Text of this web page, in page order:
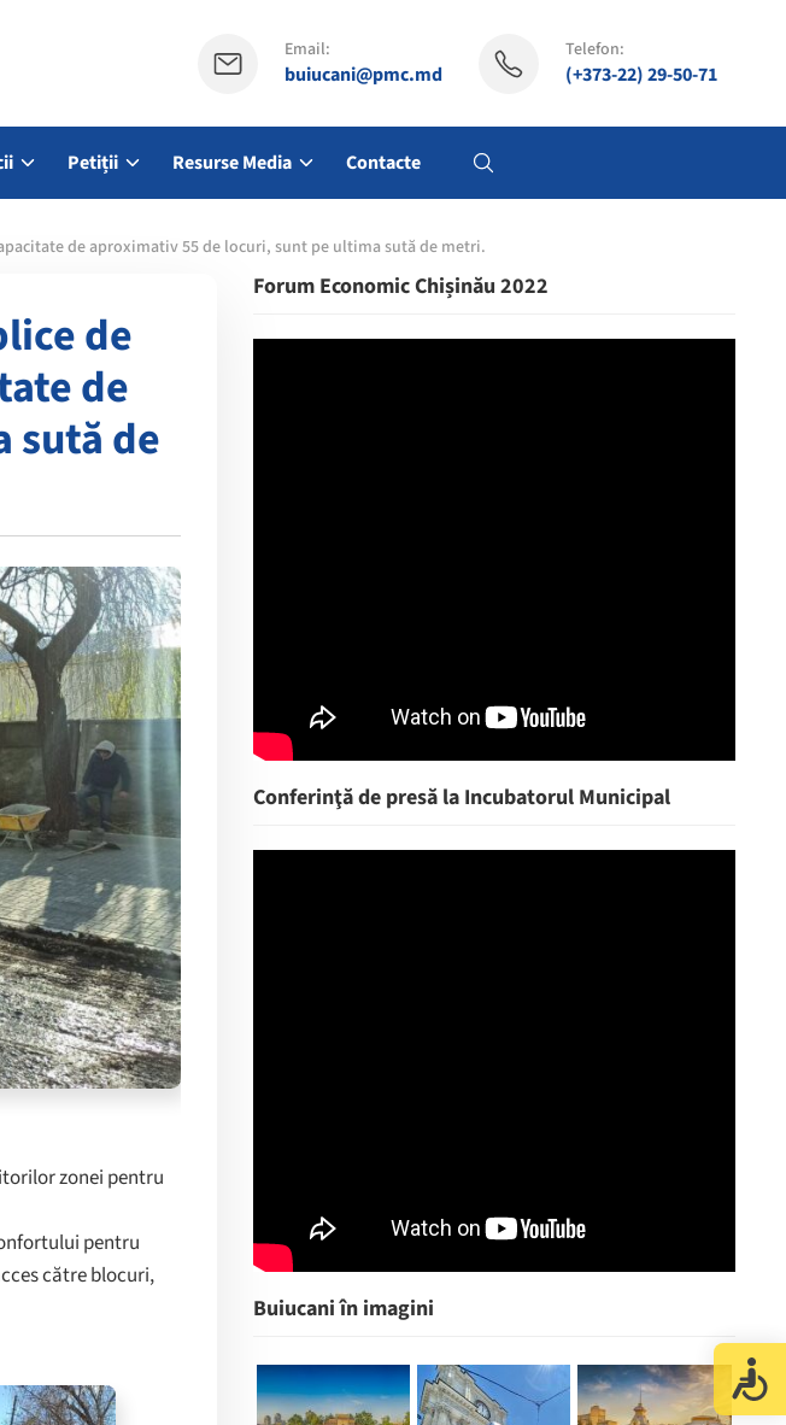
Email:
buiucani@pmc.md
Telefon:
(+373-22) 29-50-71
Petiții Resurse Media Contacte
de aproximativ 55 de locuri, sunt pe ultima sută de metri.
de
de
sută de
zonei pentru
pentru
către blocuri,
Forum Economic Chișinău 2022
Conferinţă de presă la Incubatorul Municipal
Buiucani în imagini